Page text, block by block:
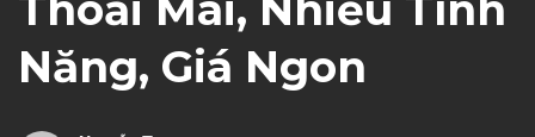
Năng, Giá Ngon